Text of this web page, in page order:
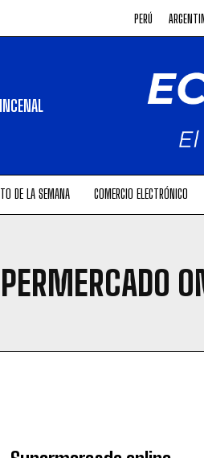
PERÚ
DE LA SEMANA COMERCIO ELECTRÓNICO